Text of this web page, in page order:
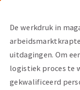
De werkdruk in
uitdagingen. Om
logistiek proces te
gekwalificeerd